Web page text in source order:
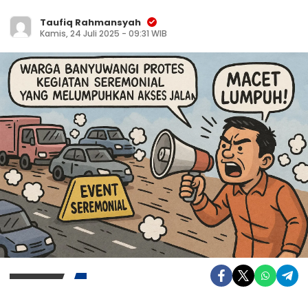
Taufiq Rahmansyah
Kamis, 24 Juli 2025 - 09:31 WIB